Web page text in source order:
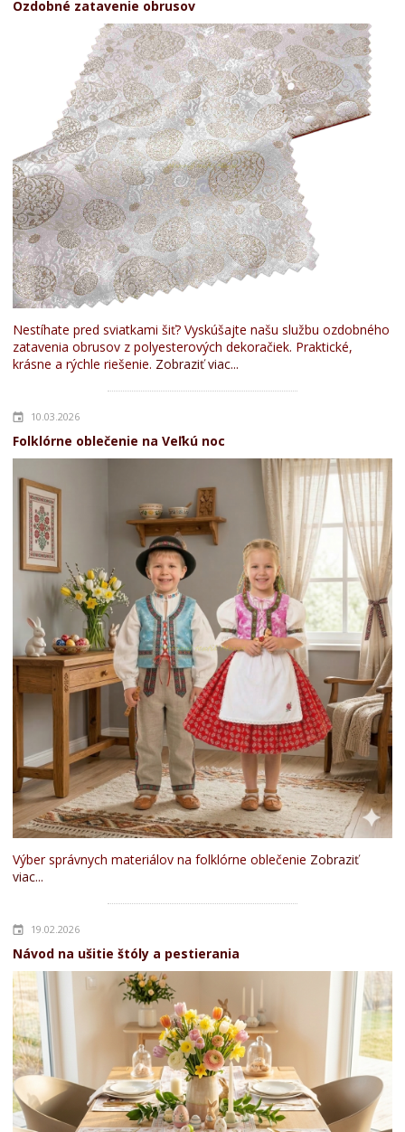
Ozdobné zatavenie obrusov
Nestíhate pred sviatkami šiť? Vyskúšajte našu službu ozdobného
zatavenia obrusov z polyesterových dekoračiek. Praktické,
krásne a rýchle riešenie. Zobraziť viac...
10.03.2026
Folklórne oblečenie na Veľkú noc
Výber správnych materiálov na folklórne oblečenie Zobraziť
viac...
19.02.2026
Návod na ušitie štóly a pestierania